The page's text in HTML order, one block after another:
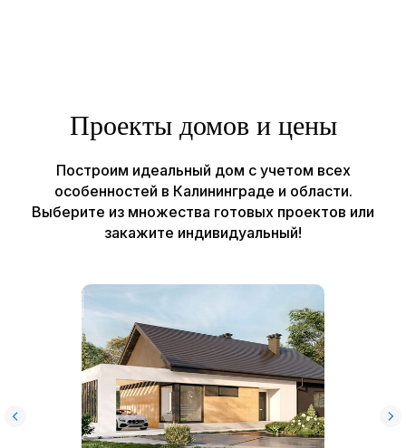
Проекты домов и цены
Построим идеальный дом с учетом всех
особенностей в Калининграде и области.
Выберите из множества готовых проектов или
закажите индивидуальный!
О компании
Контакты
© Все права защищены, ИП Шум Владимир Сергеевич
ИНН 390615131966